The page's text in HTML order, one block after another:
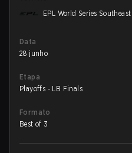
EPL World Series
Data
28 junho
Etapa
Playoffs - LB Finals
Formato
Best of 3